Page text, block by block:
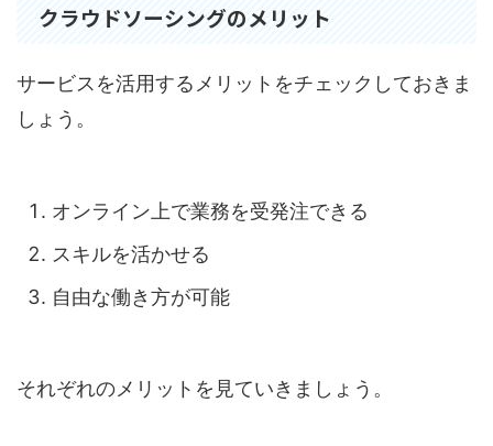
クラウドソーシングのメリット
サービスを活用するメリットをチェックしておきま
しょう。
オンライン上で業務を受発注できる
スキルを活かせる
自由な働き方が可能
それぞれのメリットを見ていきましょう。